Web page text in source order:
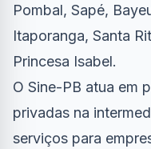
Pombal, Sapé,
Itaporanga, Santa
Princesa Isabel.
O Sine-PB atua em
privadas na
serviços para